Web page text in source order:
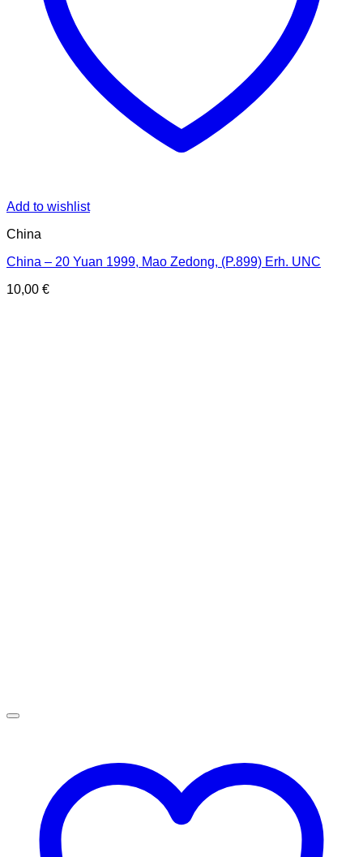
Add to wishlist
China
China – 20 Yuan 1999, Mao Zedong, (P.899) Erh. UNC
10,00 €